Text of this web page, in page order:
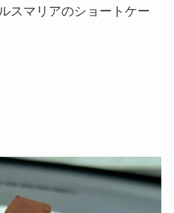
スマリアのショートケー